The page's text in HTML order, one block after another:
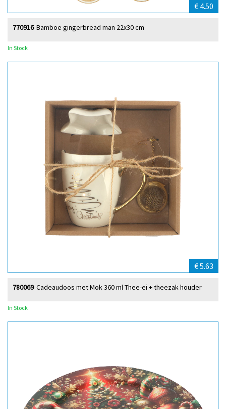
€ 4.50
Bamboe gingerbread man 22x30 cm
770916
In Stock
€ 5.63
Cadeaudoos met Mok 360 ml Thee-ei + theezak houder
780069
In Stock